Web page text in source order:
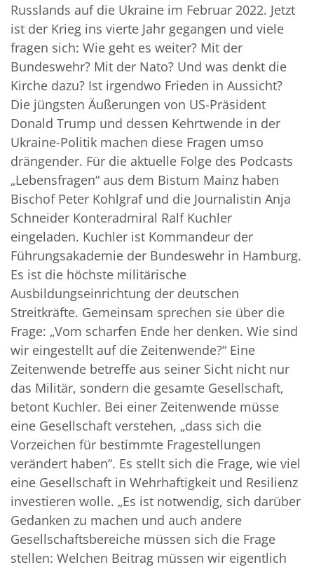
Russlands auf die Ukraine im Februar 2022. Jetzt
ist der Krieg ins vierte Jahr gegangen und viele
fragen sich: Wie geht es weiter? Mit der
Bundeswehr? Mit der Nato? Und was denkt die
Kirche dazu? Ist irgendwo Frieden in Aussicht?
Die jüngsten Äußerungen von US-Präsident
Donald Trump und dessen Kehrtwende in der
Ukraine-Politik machen diese Fragen umso
drängender. Für die aktuelle Folge des Podcasts
„Lebensfragen“ aus dem Bistum Mainz haben
Bischof Peter Kohlgraf und die Journalistin Anja
Schneider Konteradmiral Ralf Kuchler
eingeladen. Kuchler ist Kommandeur der
Führungsakademie der Bundeswehr in Hamburg.
Es ist die höchste militärische
Ausbildungseinrichtung der deutschen
Streitkräfte. Gemeinsam sprechen sie über die
Frage: „Vom scharfen Ende her denken. Wie sind
wir eingestellt auf die Zeitenwende?“ Eine
Zeitenwende betreffe aus seiner Sicht nicht nur
das Militär, sondern die gesamte Gesellschaft,
betont Kuchler. Bei einer Zeitenwende müsse
eine Gesellschaft verstehen, „dass sich die
Vorzeichen für bestimmte Fragestellungen
verändert haben“. Es stellt sich die Frage, wie viel
eine Gesellschaft in Wehrhaftigkeit und Resilienz
investieren wolle. „Es ist notwendig, sich darüber
Gedanken zu machen und auch andere
Gesellschaftsbereiche müssen sich die Frage
stellen: Welchen Beitrag müssen wir eigentlich